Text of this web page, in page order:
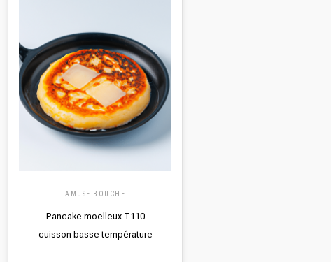
AMUSE BOUCHE
Pancake moelleux T110
cuisson basse température